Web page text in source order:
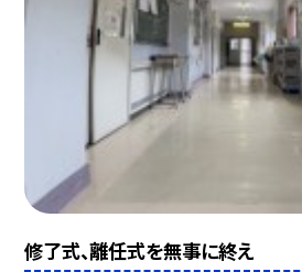
修了式、離任式を無事に終え